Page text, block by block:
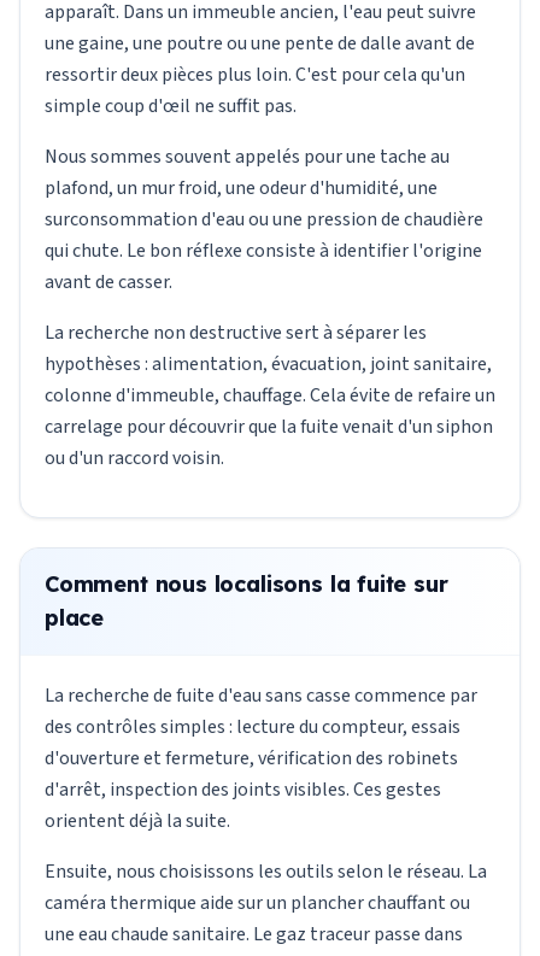
apparaît. Dans un immeuble ancien, l'eau peut suivre
une gaine, une poutre ou une pente de dalle avant de
ressortir deux pièces plus loin. C'est pour cela qu'un
simple coup d'œil ne suffit pas.
Nous sommes souvent appelés pour une tache au
plafond, un mur froid, une odeur d'humidité, une
surconsommation d'eau ou une pression de chaudière
qui chute. Le bon réflexe consiste à identifier l'origine
avant de casser.
La recherche non destructive sert à séparer les
hypothèses : alimentation, évacuation, joint sanitaire,
colonne d'immeuble, chauffage. Cela évite de refaire un
carrelage pour découvrir que la fuite venait d'un siphon
ou d'un raccord voisin.
Comment nous localisons la fuite sur
place
La recherche de fuite d'eau sans casse commence par
des contrôles simples : lecture du compteur, essais
d'ouverture et fermeture, vérification des robinets
d'arrêt, inspection des joints visibles. Ces gestes
orientent déjà la suite.
Ensuite, nous choisissons les outils selon le réseau. La
caméra thermique aide sur un plancher chauffant ou
une eau chaude sanitaire. Le gaz traceur passe dans